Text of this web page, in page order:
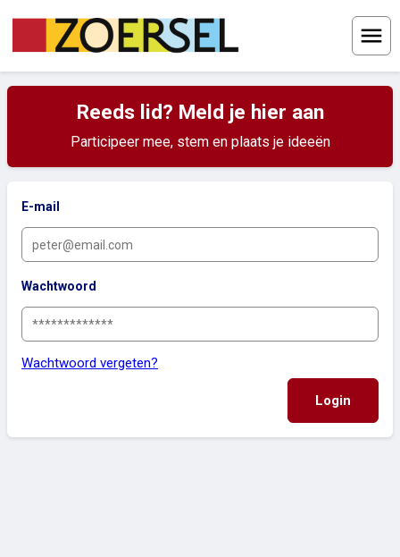
Reeds lid? Meld je hier aan
Participeer mee, stem en plaats je ideeën
E-mail
Wachtwoord
Wachtwoord vergeten?
Login